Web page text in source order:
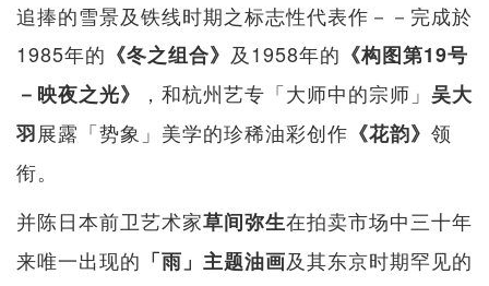
追捧的雪景及铁线时期之标志性代表作－－完成於
1985年的 《冬之组合》 及1958年的 《构图第19号
－映夜之光》
，和杭州艺专「大师中的宗师」 吴大
羽展露「势象」美学的珍稀油彩创作 《花韵》 领
衔。
并陈日本前卫艺术家草间弥生在拍卖市场中三十年
来唯一出现的 「雨」主题油画及其东京时期罕见的